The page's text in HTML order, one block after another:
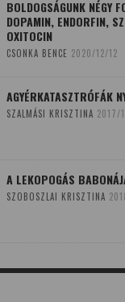
BOLDOGSÁGUNK NÉGY
DOPAMIN, ENDORFIN,
OXITOCIN
CSONKA BENCE 2020/12/12
AGYÉRKATASZTRÓFÁK
SZALMÁSI KRISZTINA 2017/
A LEKOPOGÁS
SZOBOSZLAI KRISZTINA